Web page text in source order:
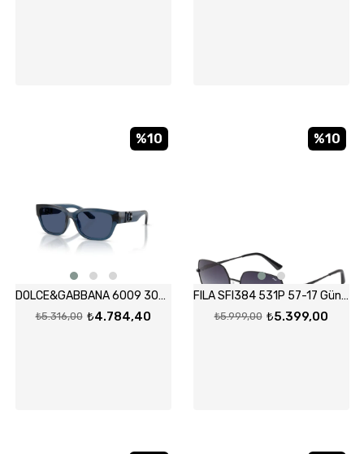
DOLCE&GABBANA 6009 300980 50-15 Güneş Gözlüğü
₺4.784,40
₺5.316,00
%10
FILA SFI384 531P 57-17 Güneş Gözlüğü
₺5.399,00
₺5.999,00
%10